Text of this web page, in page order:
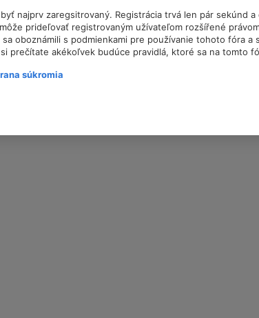
najprv zaregsitrovaný. Registrácia trvá len pár sekúnd a
prideľovať registrovaným užívateľom rozšířené
oboznámili s podmienkami pre používanie tohoto fóra a
prečítate akékoľvek budúce pravidlá, ktoré sa na tomto
súkromia